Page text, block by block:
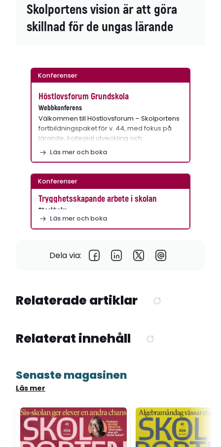
Skolportens vision är att göra
skillnad för de ungas lärande
Konferenser
Höstlovsforum Grundskola
Webbkonferens
Välkommen till Höstlovsforum – Skolportens
fortbildningspaket för v. 44, med fokus på
lärande, kollegial utveckling och…
Läs mer och boka
Konferenser
Trygghetsskapande arbete i skolan
Stockholm
Läs mer och boka
Dela via:
Relaterade artiklar
Relaterat innehåll
Senaste magasinen
Läs mer